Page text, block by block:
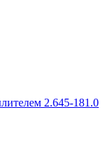
2.645-181.0